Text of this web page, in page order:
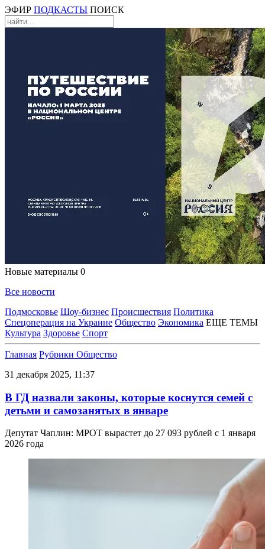
ЭФИР ПОДКАСТЫ ПОИСК
Новые материалы 0
Все новости
Подмосковье Шоу-бизнес Происшествия Политика
Спецоперация на Украине Общество Экономика ЕЩЕ ТЕМЫ
Культура Здоровье Спорт
Главная Рубрики Общество
31 декабря 2025, 11:37
В ГД назвали законы, которые коснутся семей с
детьми и самозанятых в январе
Депутат Чаплин: МРОТ вырастет до 27 093 рублей с 1 января
2026 года